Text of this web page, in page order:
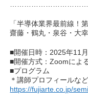
「半導体業界最前線
齋藤・鶴丸・泉谷・大
■開催日時：2025年11
■開催方式：Zoomによ
■プログラム
＊講師プロフィールな
https://fujiarte.co.jp/